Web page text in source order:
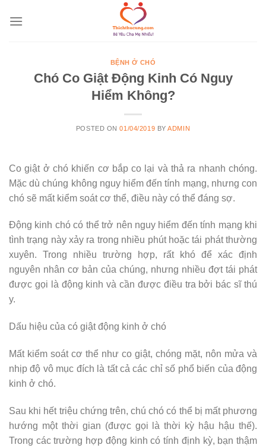
BỆNH Ở CHÓ
Chó Co Giật Động Kinh Có Nguy
Hiểm Không?
POSTED ON01/04/2019 BYADMIN
Co giật ở chó khiến cơ bắp co lại và thả ra nhanh chóng.
Mặc dù chúng không nguy hiểm đến tính mạng, nhưng con
chó sẽ mất kiểm soát cơ thể, điều này có thể đáng sợ.
Động kinh chó có thể trở nên nguy hiểm đến tính mạng khi
tình trạng này xảy ra trong nhiều phút hoặc tái phát thường
xuyên. Trong nhiều trường hợp, rất khó để xác định
nguyên nhân cơ bản của chúng, nhưng nhiều đợt tái phát
được gọi là động kinh và cần được điều tra bởi bác sĩ thú
y.
Dấu hiệu của có giật động kinh ở chó
Mất kiểm soát cơ thể như co giật, chóng mặt, nôn mửa và
nhịp độ vô mục đích là tất cả các chỉ số phổ biến của động
kinh ở chó.
Sau khi hết triệu chứng trên, chú chó có thể bị mất phương
hướng một thời gian (được gọi là thời kỳ hậu hậu thế).
Trong các trường hợp động kinh có tính định kỳ, bạn thậm